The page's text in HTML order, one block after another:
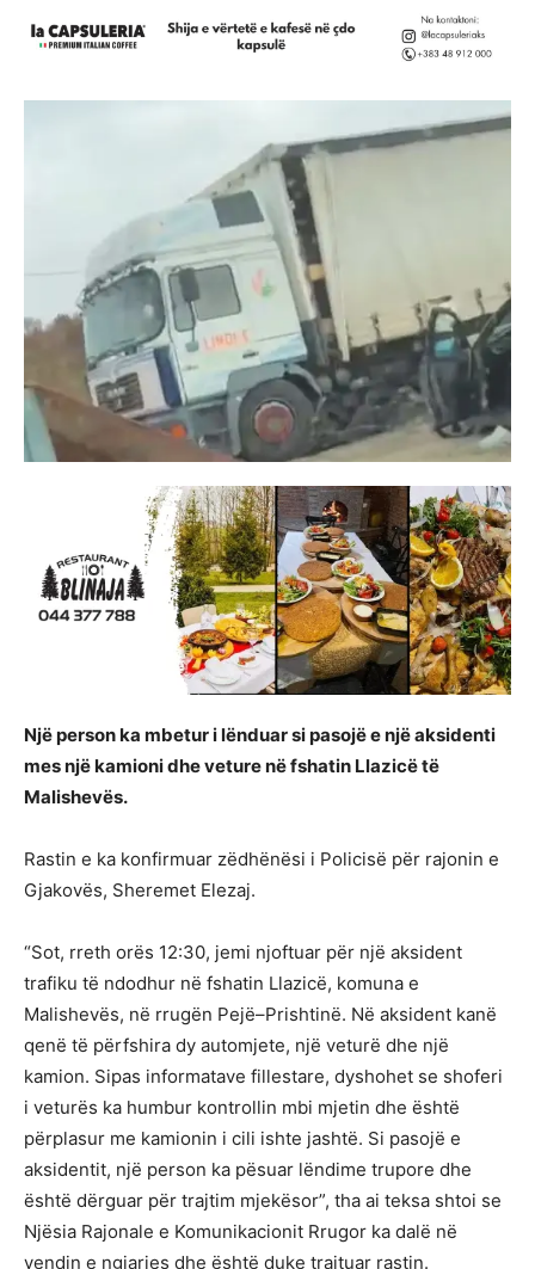
Një person ka mbetur i lënduar si pasojë e një aksidenti
mes një kamioni dhe veture në fshatin Llazicë të
Malishevës.
Rastin e ka konfirmuar zëdhënësi i Policisë për rajonin e
Gjakovës, Sheremet Elezaj.
“Sot, rreth orës 12:30, jemi njoftuar për një aksident
trafiku të ndodhur në fshatin Llazicë, komuna e
Malishevës, në rrugën Pejë–Prishtinë. Në aksident kanë
qenë të përfshira dy automjete, një veturë dhe një
kamion. Sipas informatave fillestare, dyshohet se shoferi
i veturës ka humbur kontrollin mbi mjetin dhe është
përplasur me kamionin i cili ishte jashtë. Si pasojë e
aksidentit, një person ka pësuar lëndime trupore dhe
është dërguar për trajtim mjekësor”, tha ai teksa shtoi se
Njësia Rajonale e Komunikacionit Rrugor ka dalë në
vendin e ngjarjes dhe është duke trajtuar rastin.